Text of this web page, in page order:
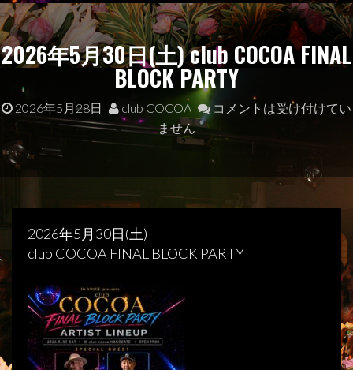
2026年5月30日(土) club COCOA FINAL
BLOCK PARTY
2026年5月28日 club COCOA
コメントは受け付けてい
ません
2026年5月30日(土)
club COCOA FINAL BLOCK PARTY